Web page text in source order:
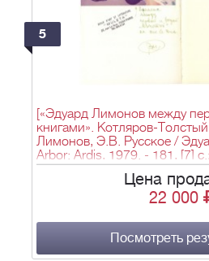
5
[«Эдуард Лимонов между
книгами». Котляров-
Лимонов, Э.В. Русское /
Arbor: Ardis, 1979. - 181, [7]
Цена
22 000
Посмотреть